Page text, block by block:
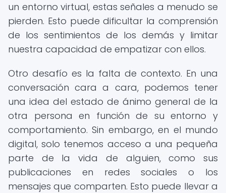
un entorno virtual, estas señales a menudo se
pierden. Esto puede dificultar la comprensión
de los sentimientos de los demás y limitar
nuestra capacidad de empatizar con ellos.
Otro desafío es la falta de contexto. En una
conversación cara a cara, podemos tener
una idea del estado de ánimo general de la
otra persona en función de su entorno y
comportamiento. Sin embargo, en el mundo
digital, solo tenemos acceso a una pequeña
parte de la vida de alguien, como sus
publicaciones en redes sociales o los
mensajes que comparten. Esto puede llevar a